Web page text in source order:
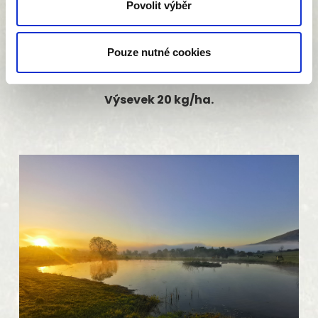
Povolit výběr
Pouze nutné cookies
10 % psárka luční VULPINA
5 % lipnice luční OXFORD
6 % vičenec ligrus VIŠŇOVSKÝ
9 % bojínek luční KABA
Výsevek 20 kg/ha.